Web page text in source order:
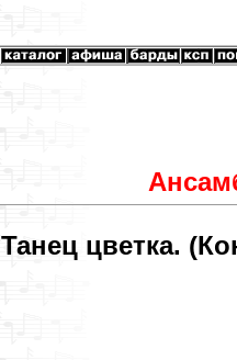
Танец цветка.